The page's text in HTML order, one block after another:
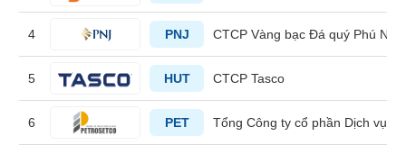
liệu
4 PNJ CTCP Vàng bạc Đá quý Phú
5 HUT CTCP Tasco
6 PET Tổng Công ty cổ phần Dịch vụ
TIÊU
DÙNG
KHÔNG